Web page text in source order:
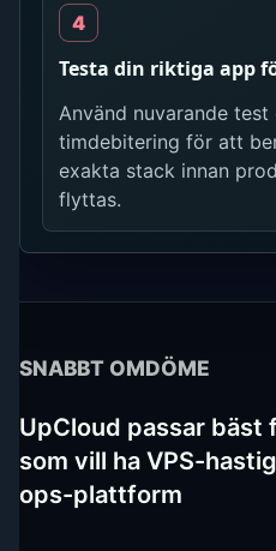
Testa din riktiga app
Använd nuvarande test
timdebitering för att
exakta stack innan
flyttas.
SNABBT OMDÖME
UpCloud passar bäst
som vill ha VPS-
ops-plattform